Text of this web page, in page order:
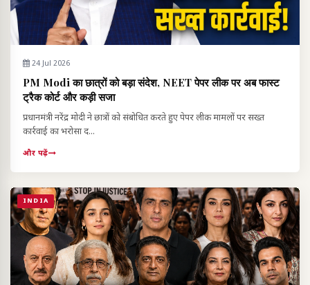
24 Jul 2026
PM Modi का छात्रों को बड़ा संदेश, NEET पेपर लीक पर अब फास्ट
ट्रैक कोर्ट और कड़ी सजा
प्रधानमंत्री नरेंद्र मोदी ने छात्रों को संबोधित करते हुए पेपर लीक मामलों पर सख्त
कार्रवाई का भरोसा द...
और पढ़ें
INDIA